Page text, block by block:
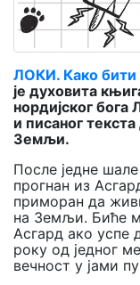
ЛОКИ. Како бити
је духовита
нордијског бога
и писаног
Земљи.
После једне
прогнан из
приморан да
на Земљи. Биће
Асгард ако успе
року од једног
вечност у јами